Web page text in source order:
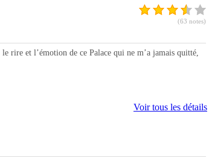
(63 notes)
rire et l’émotion de ce Palace qui ne m’a jamais quitté,
Voir tous les détails